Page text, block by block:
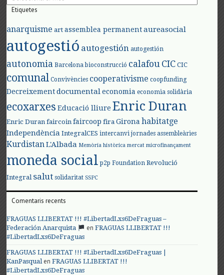
Etiquetes
anarquisme art assemblea permanent aureasocial
autogestió autogestión autogestión
autonomia Barcelona bioconstrucció calafouCIC CIC
comunal Convivències cooperativisme coopfunding
Decreixement documental economia economia solidària
ecoxarxes Educació lliure Enric Duran
Enric Duran faircoin faircoop fira Girona habitatge
Independència IntegralCES intercanvi jornades assembleàries
KurdistanL'Albada Memòria històrica mercat microfinançament
moneda social p2p Foundation Revolució
Integral salut solidaritat SSPC
Comentaris recents
FRAGUAS LLIBERTAT !!! #LibertadLxs6DeFraguas –
Federación Anarquista
enFRAGUAS LLIBERTAT !!!
#LibertadLxs6DeFraguas
FRAGUAS LLIBERTAT !!! #LibertadLxs6DeFraguas |
KanPasqualenFRAGUAS LLIBERTAT !!!
#LibertadLxs6DeFraguas